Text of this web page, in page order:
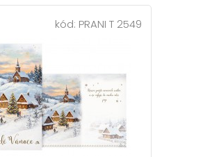
kód: PRANI T 2549